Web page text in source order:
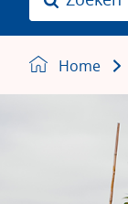
e
n
Home